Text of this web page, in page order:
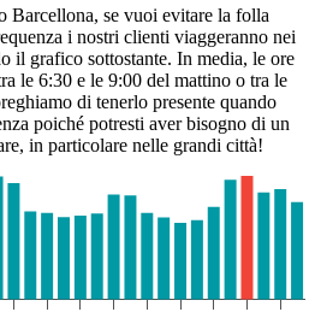
Barcellona, se vuoi evitare la folla
i nostri clienti viaggeranno nei
il grafico sottostante. In media, le ore
le 6:30 e le 9:00 del mattino o tra le
di tenerlo presente quando
poiché potresti aver bisogno di un
in particolare nelle grandi città!